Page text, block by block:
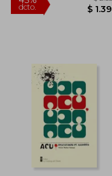
45%
dcto.